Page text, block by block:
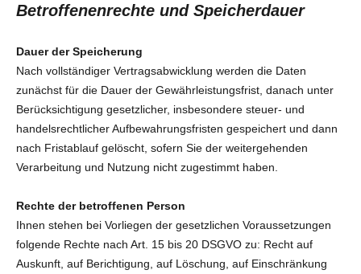
Betroffenenrechte und Speicherdauer
Dauer der Speicherung
Nach vollständiger Vertragsabwicklung werden die Daten
zunächst für die Dauer der Gewährleistungsfrist, danach unter
Berücksichtigung gesetzlicher, insbesondere steuer- und
handelsrechtlicher Aufbewahrungsfristen gespeichert und dann
nach Fristablauf gelöscht, sofern Sie der weitergehenden
Verarbeitung und Nutzung nicht zugestimmt haben.
Rechte der betroffenen Person
Ihnen stehen bei Vorliegen der gesetzlichen Voraussetzungen
folgende Rechte nach Art. 15 bis 20 DSGVO zu: Recht auf
Auskunft, auf Berichtigung, auf Löschung, auf Einschränkung